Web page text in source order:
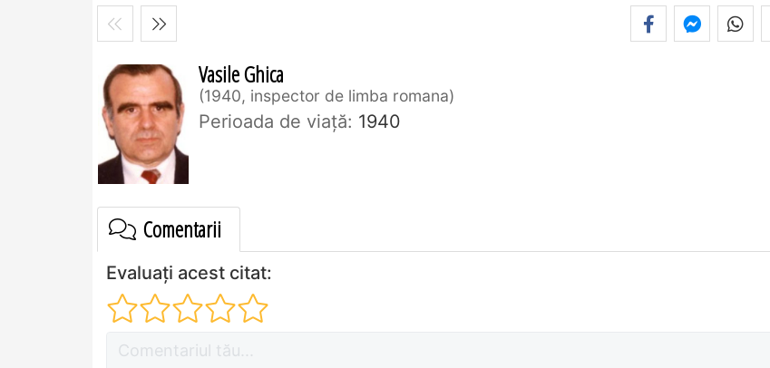
Vasile Ghica
1940, inspector de limba romana
Perioada de viaţă: 1940
Comentarii
Evaluați acest citat: